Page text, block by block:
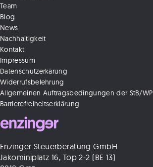
Enzinger Steuerberatung GmbH
Jakominiplatz 16, Top 2-2 (BE 13)
Team
Blog
News
Nachhaltigkeit
Kontakt
Impressum
Datenschutzerkärung
Widerrufsbelehrung
Allgemeinen Auftragsbedingungen der StB/WP
Barrierefreiheitserklärung